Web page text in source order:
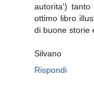
autorita') tanto
ottimo libro
di buone storie
Silvano
Rispondi